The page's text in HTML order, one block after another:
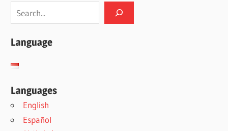
Language
Languages
English
Español